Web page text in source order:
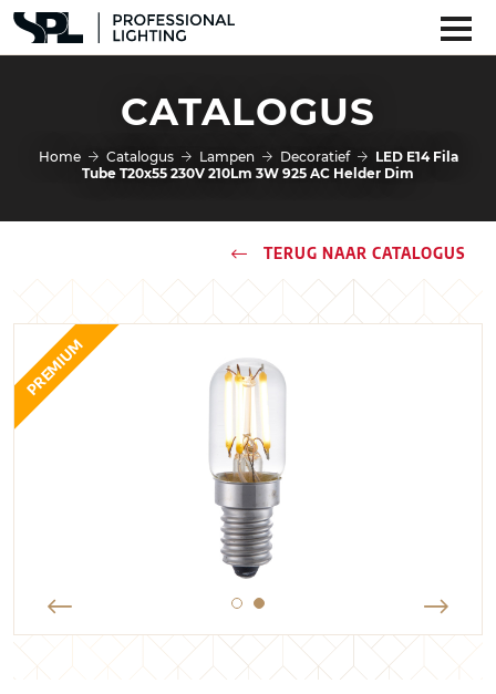
CATALOGUS
Home Catalogus Lampen Decoratief
LED E14 Fila
Tube T20x55 230V 210Lm 3W 925 AC Helder Dim
TERUG NAAR CATALOGUS
PREMIUM